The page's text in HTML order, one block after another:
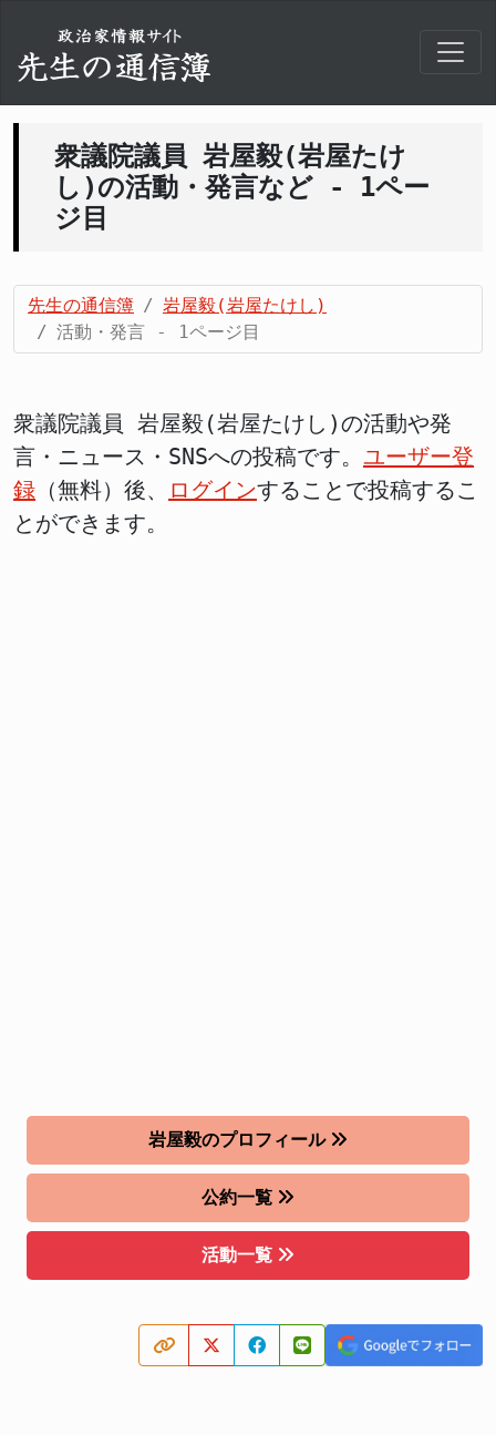
衆議院議員 岩屋毅(岩屋たけ
し)の活動・発言など - 1ペー
ジ目
先生の通信簿
岩屋毅(岩屋たけし)
活動・発言 - 1ページ目
衆議院議員 岩屋毅(岩屋たけし)の活動や発
言・ニュース・SNSへの投稿です。 ユーザー登
録 （無料）後、 ログインすることで投稿するこ
とができます。
岩屋毅のプロフィール
公約一覧
活動一覧